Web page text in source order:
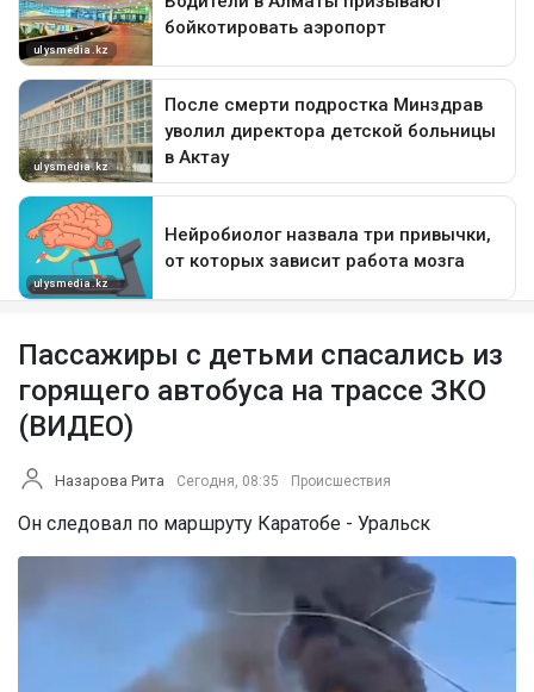
Пассажиры с детьми спасались из
горящего автобуса на трассе ЗКО
(ВИДЕО)
Назарова Рита Сегодня, 08:35 Происшествия
Он следовал по маршруту Каратобе - Уральск